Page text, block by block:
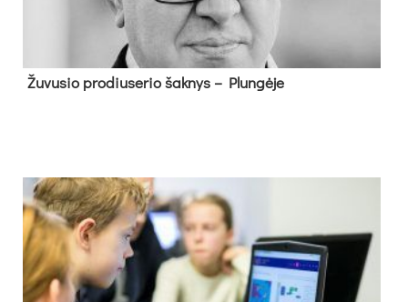
Žu­vu­sio pro­diu­se­rio šak­nys – Plun­gė­je